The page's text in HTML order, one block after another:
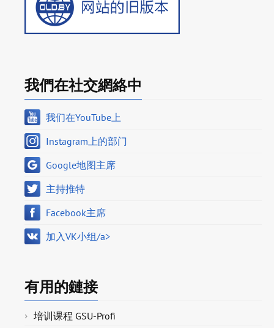
我們在社交網絡中
我们在YouTube上
Instagram上的部门
Google地图主席
主持推特
Facebook主席
加入VK小组/a>
有用的鏈接
培训课程 GSU-Profi